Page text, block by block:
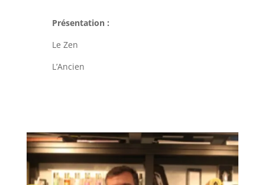
Présentation :
Le Zen
L’Ancien